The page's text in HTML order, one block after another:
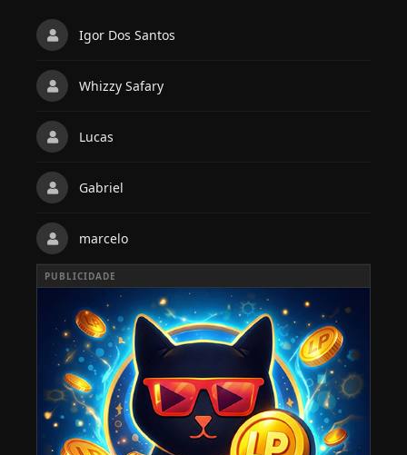
Igor Dos Santos
Whizzy Safary
Lucas
Gabriel
marcelo
PUBLICIDADE